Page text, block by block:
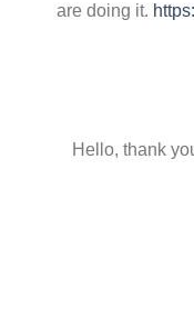
are doing it.
Hello, thank